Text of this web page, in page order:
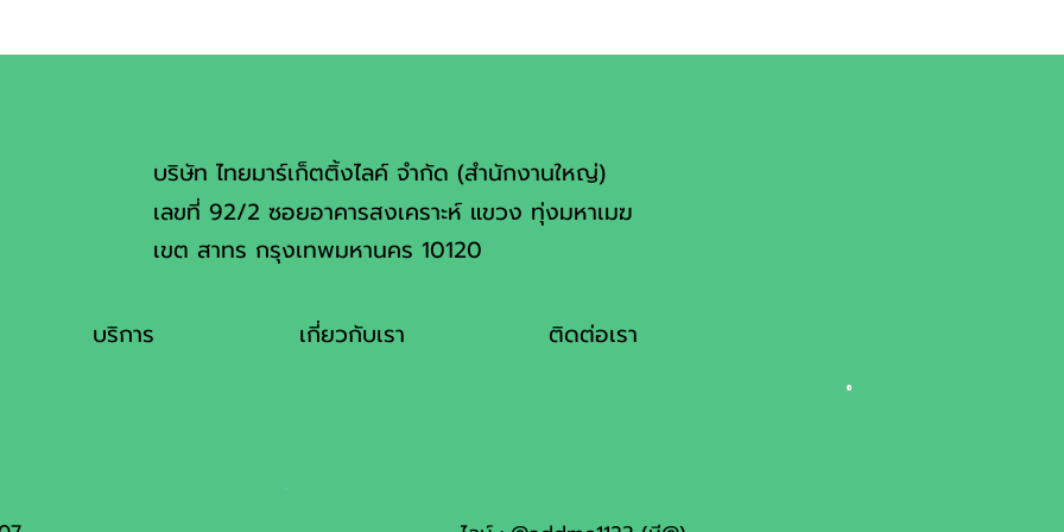
บริษัท ไทยมาร์เก็ตติ้งไลค์ จำกัด (สำนักงานใหญ่)
เลขที่ 92/2 ซอยอาคารสงเคราะห์ แขวง ทุ่งมหาเมฆ
เขต สาทร กรุงเทพมหานคร 10120
บริการ เกี่ยวกับเรา ติดต่อเรา